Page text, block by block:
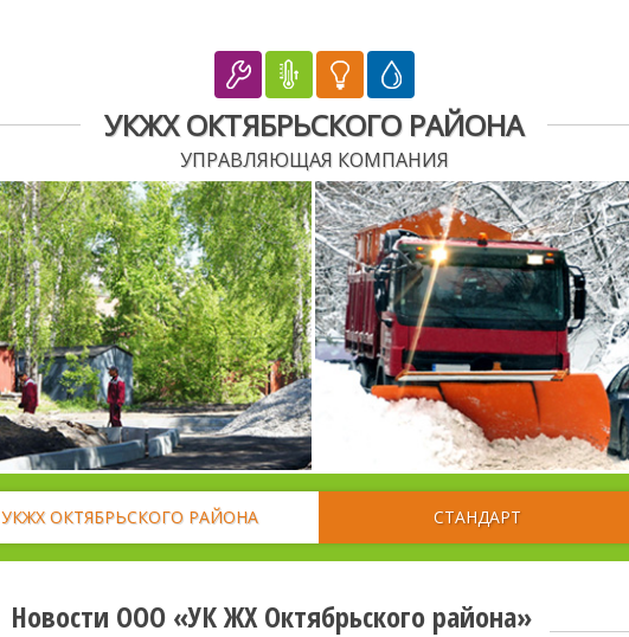
УКЖХ ОКТЯБРЬСКОГО РАЙОНА
УПРАВЛЯЮЩАЯ КОМПАНИЯ
УКЖХ ОКТЯБРЬСКОГО РАЙОНА СТАНДАРТ
Новости ООО «УК ЖХ Октябрьского района»